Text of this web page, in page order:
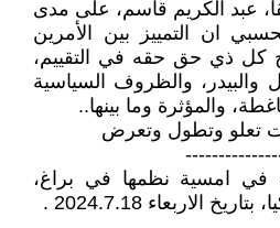
عبد الكريم قاسم، على مدى
ان التمييز بين الأمرين
كل ذي حق حقه في التقييم،
والظروف السياسية
والمؤثرة وما بينها..
تعلو وتطول وتعرض
في امسية نظمها في براغ،
الاربعاء 2024.7.18 .